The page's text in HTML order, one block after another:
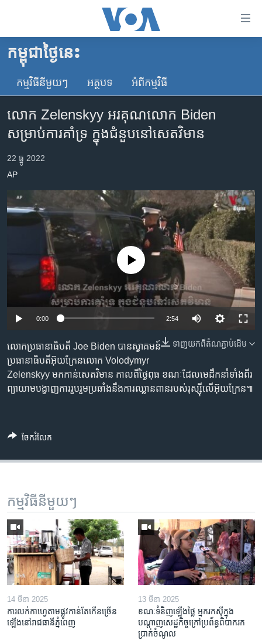
គេហទំព័រ​
ទាក់ទង
និង​
ចូល​
ទំព័រ​
ម្តង
និង​
និង​
កាន់​
ទំព័រ​
ស្វែង​
រក
កម្ពុជា
អន្តរជាតិ
កម្ពុជាច្នៃប្រតិដ្ឋ
ទូរទស្សន៍ / វីដេអូ​
វិទ្យុ / ផតខាសថ៍
កម្មវិធីទាំងអស់
Khmer English
បណ្តាញ​សង្គម
ភាសា
កម្ពុជាថ្ងៃនេះ
កម្មវិធី​នីមួយៗ អត្ថបទ​ អំពី​កម្មវិធី​
លោក Zelenskyy អរគុណ​លោក Biden
សម្រាប់​ការ​គាំទ្រ ក្នុង​ជំនួប​នៅ​សេតវិមាន
22 ធ្នូ 2022
AP
No media source currently available
0:00 2:54
ទាញ​យក​ពី​តំណភ្ជាប់​ដើម
លោក​ប្រធានាធិបតី Joe Biden បាន​ស្វាគមន៍​
ប្រធានាធិបតី​អ៊ុយក្រែន​លោក Volodymyr
Zelenskyy មក​កាន់​សេតវិមាន កាល​ពី​ថ្ងៃ​ពុធ ខណៈ​ដែល​មេដឹកនាំ​ទាំងពីរ​
ព្យាយាម​បង្ហាញ​ការរួបរួម​ប្រឆាំង​នឹង​ការឈ្លានពាន​របស់​រុស្ស៊ី​លើ​អ៊ុយក្រែន៕
ចែករំលែក
កម្មវិធី​នីមួយៗ
14 មីនា 2025
ការលក់​កាហ្វេ​តាម​ផ្លូវ​កាន់តែ​កើន​ច្រើន​
ឡើង​នៅ​រាជធានី​ភ្នំពេញ
13 មីនា 2025
ខណៈទំនិញឡើងថ្លៃ អ្នករកស៊ីក្នុង​
បណ្តាញ​សេដ្ឋកិច្ចក្រៅ​ប្រព័ន្ធពិបាក​រក​
ប្រាក់​ចំណូល